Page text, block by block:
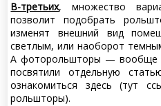
В-третьих, множество
позволит подобрать
изменят внешний вид
светлым, или наоборот
А фоторольшторы — вообще
посвятили отдельную
ознакомиться здесь (тут
рольшторы).